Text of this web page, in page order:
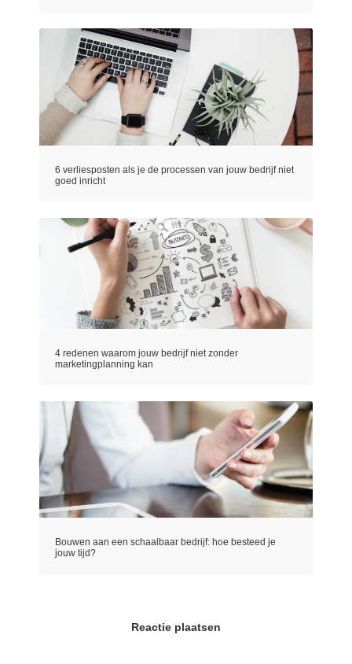
6 verliesposten als je de processen van jouw bedrijf niet
goed inricht
4 redenen waarom jouw bedrijf niet zonder
marketingplanning kan
Bouwen aan een schaalbaar bedrijf: hoe besteed je
jouw tijd?
Reactie plaatsen